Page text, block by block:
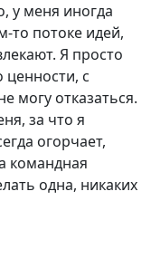
у меня иногда
то потоке идей,
Я просто
ценности, с
могу отказаться.
за что я
огорчает,
командная
одна, никаких